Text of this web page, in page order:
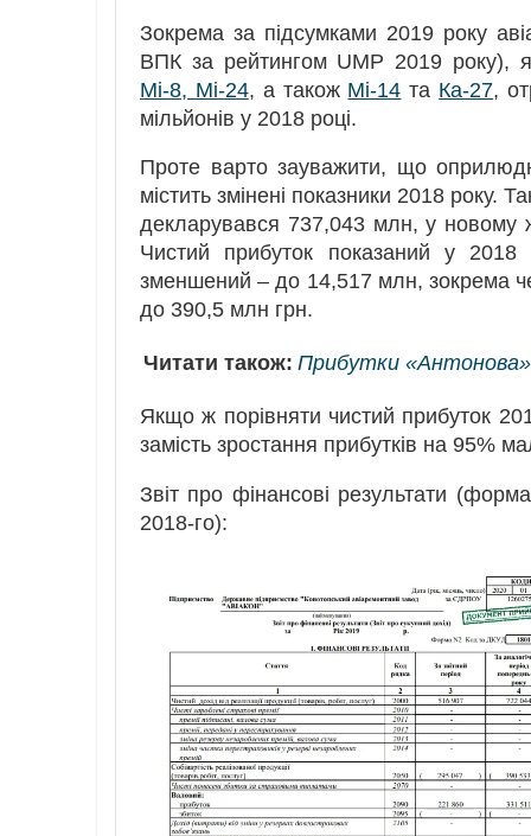
Зокрема за підсумками 2019 року
ВПК за рейтингом UMP 2019 року),
Мі-8, Мі-24, а також Мі-14 та Ка-27,
мільйонів у 2018 році.
Проте варто зауважити, що
містить змінені показники 2018 року.
декларувався 737,043 млн, у новому ж
Чистий прибуток показаний у
зменшений – до 14,517 млн, зокрема
до 390,5 млн грн.
Читати також: Прибутки «Антонова»
Якщо ж порівняти чистий прибуток
замість зростання прибутків на 95%
Звіт про фінансові результати
2018-го):